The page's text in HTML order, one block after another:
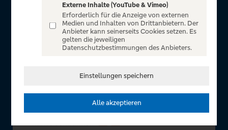
für alle Kunden der Volksbanken Raiffeisenbanken. Auf
unserem einzigartigen Portal finden Sie Tickets für
atemberaubende Konzerte, Musicals und Shows, die
Fußball-Bundesliga sowie die Champions League und die
In Zusammenarbeit mit
Externe Inhalte (YouTube & Vimeo)
Erforderlich für die Anzeige von externen
Medien und Inhalten von Drittanbietern. Der
Anbieter kann seinerseits Cookies setzen. Es
gelten die jeweiligen
Datenschutzbestimmungen des Anbieters.
Einstellungen speichern
Alle akzeptieren